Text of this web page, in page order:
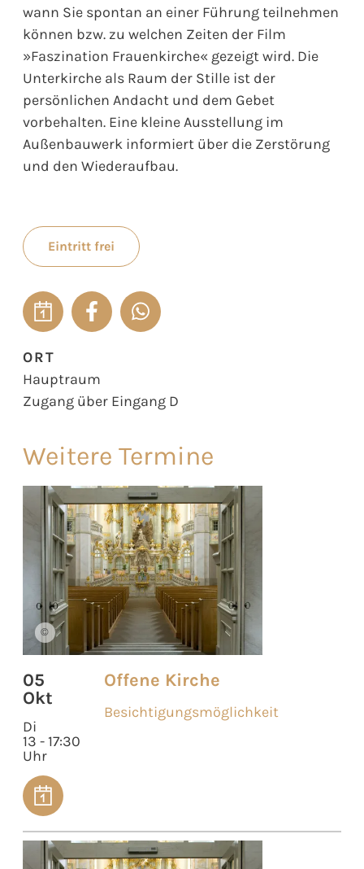
wann Sie spontan an einer Führung teilnehmen
können bzw. zu welchen Zeiten der Film
»Faszination Frauenkirche« gezeigt wird. Die
Unterkirche als Raum der Stille ist der
persönlichen Andacht und dem Gebet
vorbehalten. Eine kleine Ausstellung im
Außenbauwerk informiert über die Zerstörung
und den Wiederaufbau.
Eintritt frei
ORT
Hauptraum
Zugang über Eingang D
Weitere Termine
©
05
Okt
Di
13 - 17:30
Uhr
Offene Kirche
Besichtigungsmöglichkeit